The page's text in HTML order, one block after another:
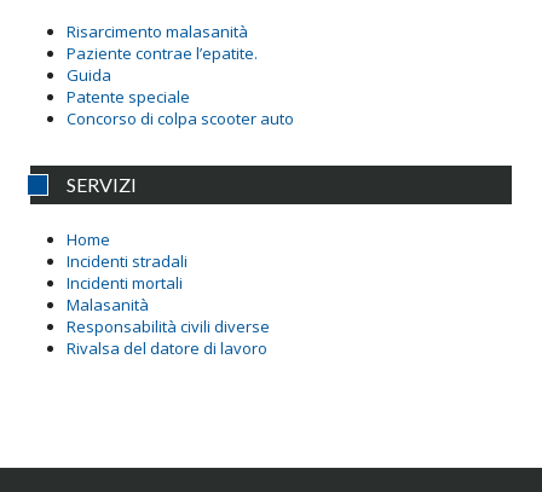
Risarcimento malasanità
Paziente contrae l’epatite.
Guida
Patente speciale
Concorso di colpa scooter auto
SERVIZI
Home
Incidenti stradali
Incidenti mortali
Malasanità
Responsabilità civili diverse
Rivalsa del datore di lavoro